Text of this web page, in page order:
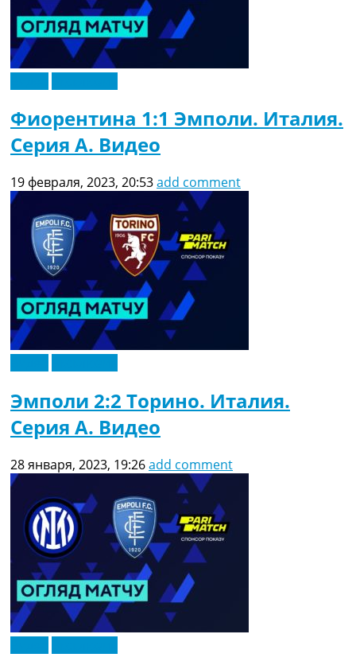
Фиорентина 1:1 Эмполи. Италия.
Серия A. Видео
19 февраля, 2023, 20:53add comment
Эмполи 2:2 Торино. Италия.
Серия A. Видео
28 января, 2023, 19:26add comment